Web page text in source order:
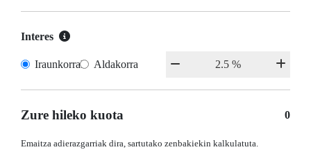
Interes
Iraunkorrak Aldakorra
Zure hileko kuota 0
Emaitza adierazgarriak dira, sartutako zenbakiekin kalkulatuta.